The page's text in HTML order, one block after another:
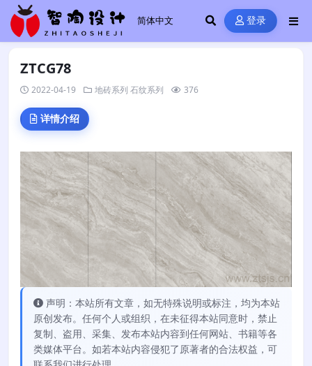
登录
ZTCG78
2022-04-19 地砖系列 石纹系列 376
详情介绍
声明：本站所有文章，如无特殊说明或标注，均为本站
原创发布。任何个人或组织，在未征得本站同意时，禁止
复制、盗用、采集、发布本站内容到任何网站、书籍等各
类媒体平台。如若本站内容侵犯了原著者的合法权益，可